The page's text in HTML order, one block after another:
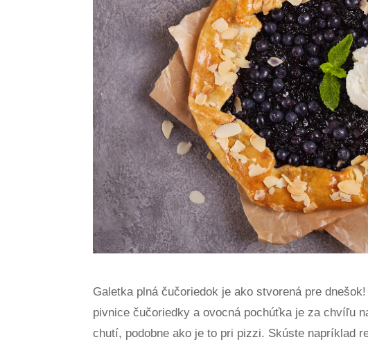
Galetka plná čučoriedok je ako stvorená pre
pivnice čučoriedky a ovocná pochúťka je za chvíľu
chutí, podobne ako je to pri pizzi. Skúste napríklad